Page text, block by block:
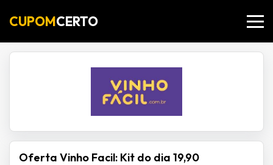
CUPOMCERTO
Oferta Vinho Facil: Kit do dia 19,90